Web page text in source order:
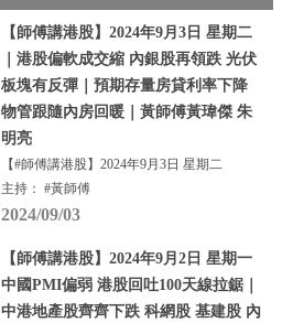
【師傅講港股】2024年9月3日 星期二
｜港股偏軟成交縮 內銀股再領跌 光伏
板塊有反彈｜預期存量房貸利率下降
物管跟隨內房回暖｜黃師傅黃瑋傑 朱
明亮
【#師傅講港股】2024年9月3日 星期二
主持： #黃師傅
2024/09/03
【師傅講港股】2024年9月2日 星期一
中國PMI偏弱 港股回吐100天線拉鋸｜
中港地產股齊齊下跌 科網股 基建股 內